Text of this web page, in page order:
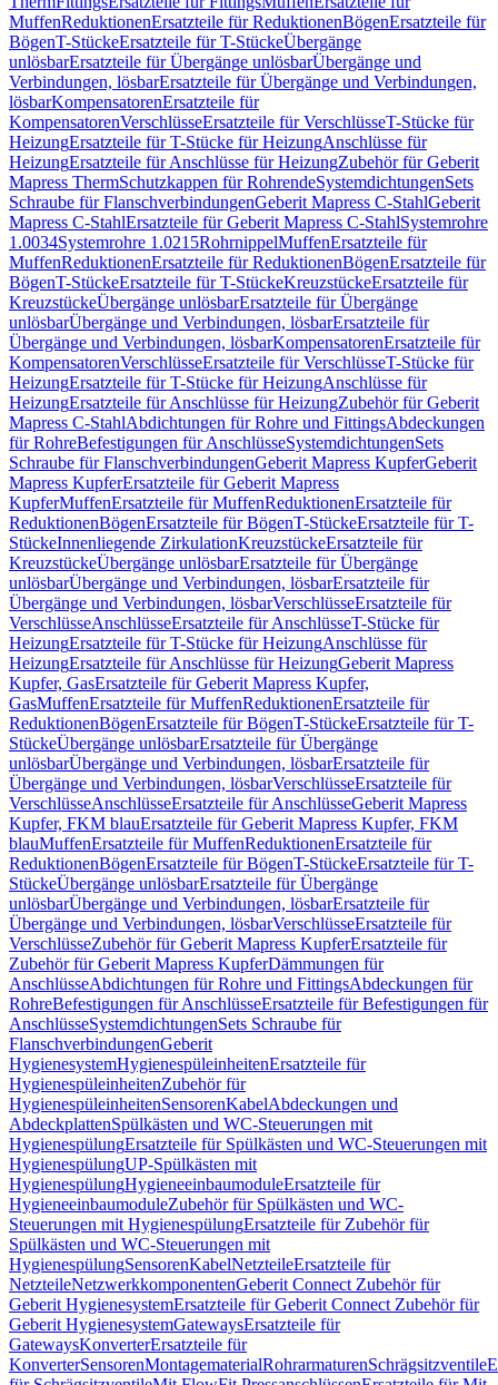
MuffenReduktionenErsatzteile für ReduktionenBögenErsatzteile für
BögenT-StückeErsatzteile für T-StückeÜbergänge
unlösbarErsatzteile für Übergänge unlösbarÜbergänge und
Verbindungen, lösbarErsatzteile für Übergänge und Verbindungen,
lösbarKompensatorenErsatzteile für
KompensatorenVerschlüsseErsatzteile für VerschlüsseT-Stücke für
HeizungErsatzteile für T-Stücke für HeizungAnschlüsse für
HeizungErsatzteile für Anschlüsse für HeizungZubehör für Geberit
Mapress ThermSchutzkappen für RohrendeSystemdichtungenSets
Schraube für FlanschverbindungenGeberit Mapress C-StahlGeberit
Mapress C-StahlErsatzteile für Geberit Mapress C-StahlSystemrohre
1.0034Systemrohre 1.0215RohrnippelMuffenErsatzteile für
MuffenReduktionenErsatzteile für ReduktionenBögenErsatzteile für
BögenT-StückeErsatzteile für T-StückeKreuzstückeErsatzteile für
KreuzstückeÜbergänge unlösbarErsatzteile für Übergänge
unlösbarÜbergänge und Verbindungen, lösbarErsatzteile für
Übergänge und Verbindungen, lösbarKompensatorenErsatzteile für
KompensatorenVerschlüsseErsatzteile für VerschlüsseT-Stücke für
HeizungErsatzteile für T-Stücke für HeizungAnschlüsse für
HeizungErsatzteile für Anschlüsse für HeizungZubehör für Geberit
Mapress C-StahlAbdichtungen für Rohre und FittingsAbdeckungen
für RohreBefestigungen für AnschlüsseSystemdichtungenSets
Schraube für FlanschverbindungenGeberit Mapress KupferGeberit
Mapress KupferErsatzteile für Geberit Mapress
KupferMuffenErsatzteile für MuffenReduktionenErsatzteile für
ReduktionenBögenErsatzteile für BögenT-StückeErsatzteile für T-
StückeInnenliegende ZirkulationKreuzstückeErsatzteile für
KreuzstückeÜbergänge unlösbarErsatzteile für Übergänge
unlösbarÜbergänge und Verbindungen, lösbarErsatzteile für
Übergänge und Verbindungen, lösbarVerschlüsseErsatzteile für
VerschlüsseAnschlüsseErsatzteile für AnschlüsseT-Stücke für
HeizungErsatzteile für T-Stücke für HeizungAnschlüsse für
HeizungErsatzteile für Anschlüsse für HeizungGeberit Mapress
Kupfer, GasErsatzteile für Geberit Mapress Kupfer,
GasMuffenErsatzteile für MuffenReduktionenErsatzteile für
ReduktionenBögenErsatzteile für BögenT-StückeErsatzteile für T-
StückeÜbergänge unlösbarErsatzteile für Übergänge
unlösbarÜbergänge und Verbindungen, lösbarErsatzteile für
Übergänge und Verbindungen, lösbarVerschlüsseErsatzteile für
VerschlüsseAnschlüsseErsatzteile für AnschlüsseGeberit Mapress
Kupfer, FKM blauErsatzteile für Geberit Mapress Kupfer, FKM
blauMuffenErsatzteile für MuffenReduktionenErsatzteile für
ReduktionenBögenErsatzteile für BögenT-StückeErsatzteile für T-
StückeÜbergänge unlösbarErsatzteile für Übergänge
unlösbarÜbergänge und Verbindungen, lösbarErsatzteile für
Übergänge und Verbindungen, lösbarVerschlüsseErsatzteile für
VerschlüsseZubehör für Geberit Mapress KupferErsatzteile für
Zubehör für Geberit Mapress KupferDämmungen für
AnschlüsseAbdichtungen für Rohre und FittingsAbdeckungen für
RohreBefestigungen für AnschlüsseErsatzteile für Befestigungen für
AnschlüsseSystemdichtungenSets Schraube für
FlanschverbindungenGeberit
HygienesystemHygienespüleinheitenErsatzteile für
HygienespüleinheitenZubehör für
HygienespüleinheitenSensorenKabelAbdeckungen und
AbdeckplattenSpülkästen und WC-Steuerungen mit
HygienespülungErsatzteile für Spülkästen und WC-Steuerungen mit
HygienespülungUP-Spülkästen mit
HygienespülungHygieneeinbaumoduleErsatzteile für
HygieneeinbaumoduleZubehör für Spülkästen und WC-
Steuerungen mit HygienespülungErsatzteile für Zubehör für
Spülkästen und WC-Steuerungen mit
HygienespülungSensorenKabelNetzteileErsatzteile für
NetzteileNetzwerkkomponentenGeberit Connect Zubehör für
Geberit HygienesystemErsatzteile für Geberit Connect Zubehör für
Geberit HygienesystemGatewaysErsatzteile für
GatewaysKonverterErsatzteile für
KonverterSensorenMontagematerialRohrarmaturenSchrägsitzventile